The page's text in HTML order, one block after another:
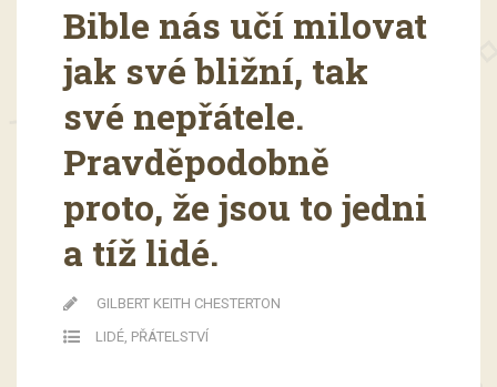
Bible nás učí milovat
jak své bližní, tak
své nepřátele.
Pravděpodobně
proto, že jsou to jedni
a tíž lidé.
GILBERT KEITH CHESTERTON
LIDÉ, PŘÁTELSTVÍ